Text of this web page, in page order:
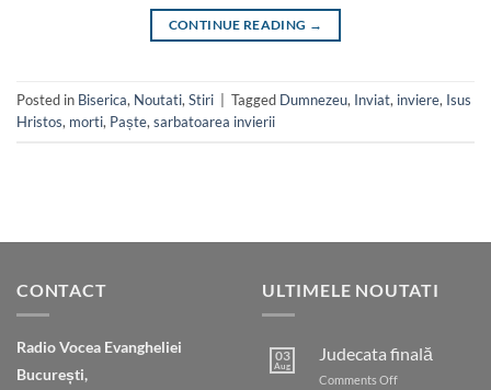
CONTINUE READING →
Posted in Biserica, Noutati, Stiri Tagged Dumnezeu, Inviat, inviere, Isus
Hristos, morti, Paște, sarbatoarea invierii
CONTACT
Radio Vocea Evangheliei
București,
ULTIMELE NOUTATI
03
Aug
Judecata finală
Comments Offon